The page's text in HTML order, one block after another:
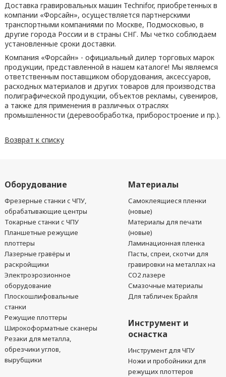
Доставка гравировальных машин Technifor, приобретенных в
компании «Форсайн», осуществляется партнерскими
транспортными компаниями по Москве, Подмосковью, в
другие города России и в страны СНГ. Мы четко соблюдаем
установленные сроки доставки.
Компания «Форсайн» - официальный дилер торговых марок
продукции, представленной в нашем каталоге! Мы являемся
ответственным поставщиком оборудования, аксессуаров,
расходных материалов и других товаров для производства
полиграфической продукции, объектов рекламы, сувениров,
а также для применения в различных отраслях
промышленности (деревообработка, приборостроение и пр.).
Возврат к списку
Оборудование
Фрезерные станки с ЧПУ,
обрабатывающие центры
Токарные станки с ЧПУ
Планшетные режущие
плоттеры
Лазерные гравёры и
раскройщики
Электроэрозионное
оборудование
Плоскошлифовальные
станки
Режущие плоттеры
Широкоформатные сканеры
Резаки для металла,
обрезчики углов,
вырубщики
Материалы
Самоклеящиеся пленки
(новые)
Материалы для печати
(новые)
Ламинационная пленка
Пасты, спреи, скотчи для
гравировки на металлах на
CO2 лазере
Смазочные материалы
Для табличек Брайля
Инструмент и
оснастка
Инструмент для ЧПУ
Ножи и пробойники для
режущих плоттеров